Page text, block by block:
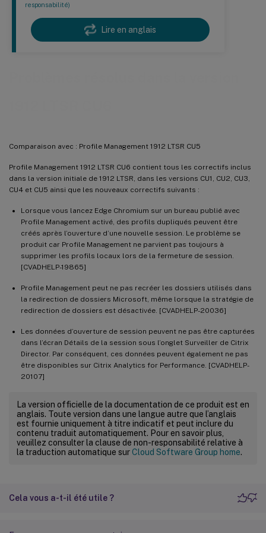
responsabilité)
Lire en anglais
Comparaison avec : Profile Management 1912 LTSR CU5
Profile Management 1912 LTSR CU6 contient tous les correctifs inclus
dans la version initiale de 1912 LTSR, dans les versions CU1, CU2, CU3,
CU4 et CU5 ainsi que les nouveaux correctifs suivants :
Lorsque vous lancez Edge Chromium sur un bureau publié avec
Profile Management activé, des profils dupliqués peuvent être
créés après l’ouverture d’une nouvelle session. Le problème se
produit car Profile Management ne parvient pas toujours à
supprimer les profils locaux lors de la fermeture de session.
[CVADHELP-19865]
Profile Management peut ne pas recréer les dossiers utilisés dans
la redirection de dossiers Microsoft, même lorsque la stratégie de
redirection de dossiers est désactivée. [CVADHELP-20036]
Les données d’ouverture de session peuvent ne pas être capturées
dans l’écran Détails de la session sous l’onglet Surveiller de Citrix
Director. Par conséquent, ces données peuvent également ne pas
être disponibles sur Citrix Analytics for Performance. [CVADHELP-
20107]
La version officielle de la documentation de ce produit est en
anglais. Toute version dans une langue autre que l’anglais
est fournie uniquement à titre indicatif et peut inclure du
contenu traduit automatiquement. Pour en savoir plus,
veuillez consulter la clause de non-responsabilité relative à
la traduction automatique surCloud Software Group home.
Cela vous a-t-il été utile ?